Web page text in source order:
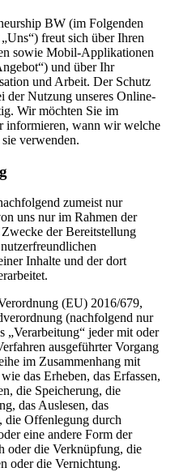
BW (im Folgenden
freut sich über Ihren
sowie Mobil-Applikationen
und über Ihr
und Arbeit. Der Schutz
der Nutzung unseres Online-
Wir möchten Sie im
informieren, wann wir welche
verwenden.
zumeist nur
uns nur im Rahmen der
der Bereitstellung
Inhalte und der dort
(EU) 2016/679,
(nachfolgend nur
„Verarbeitung“ jeder mit oder
ausgeführter Vorgang
im Zusammenhang mit
das Erheben, das Erfassen,
die Speicherung, die
das Auslesen, das
die Offenlegung durch
eine andere Form der
oder die Verknüpfung, die
oder die Vernichtung.